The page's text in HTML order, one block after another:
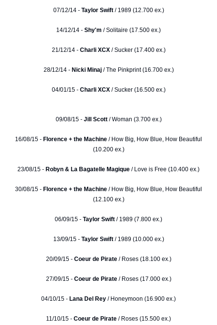
07/12/14 - Taylor Swift/ 1989 (12.700 ex.)
14/12/14 - Shy'm / Solitaire (17.500 ex.)
21/12/14 - Charli XCX/ Sucker (17.400 ex.)
28/12/14 -Nicki Minaj/ The Pinkprint (16.700 ex.)
04/01/15 - Charli XCX/ Sucker (16.500 ex.)
09/08/15 - Jill Scott / Woman (3.700 ex.)
16/08/15 - Florence + the Machine / How Big, How Blue, How Beautiful
(10.200 ex.)
23/08/15 - Robyn & La Bagatelle Magique / Love is Free (10.400 ex.)
30/08/15 - Florence + the Machine / How Big, How Blue, How Beautiful
(12.100 ex.)
06/09/15 - Taylor Swift / 1989 (7.800 ex.)
13/09/15 - Taylor Swift / 1989 (10.000 ex.)
20/09/15 - Coeur de Pirate/ Roses (18.100 ex.)
27/09/15 - Coeur de Pirate/ Roses (17.000 ex.)
04/10/15 - Lana Del Rey / Honeymoon (16.900 ex.)
11/10/15 - Coeur de Pirate / Roses (15.500 ex.)